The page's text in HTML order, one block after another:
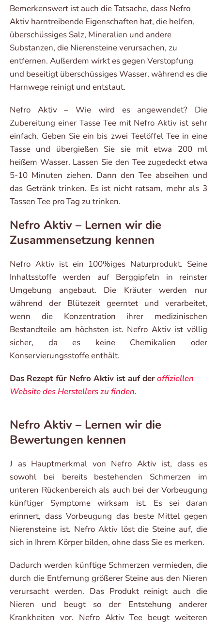
Bemerkenswert ist auch die Tatsache, dass Nefro
Aktiv harntreibende Eigenschaften hat, die helfen,
überschüssiges Salz, Mineralien und andere
Substanzen, die Nierensteine verursachen, zu
entfernen. Außerdem wirkt es gegen Verstopfung
und beseitigt überschüssiges Wasser, während es die
Harnwege reinigt und entstaut.
Nefro Aktiv – Wie wird es angewendet? Die
Zubereitung einer Tasse Tee mit Nefro Aktiv ist sehr
einfach. Geben Sie ein bis zwei Teelöffel Tee in eine
Tasse und übergießen Sie sie mit etwa 200 ml
heißem Wasser. Lassen Sie den Tee zugedeckt etwa
5-10 Minuten ziehen. Dann den Tee abseihen und
das Getränk trinken. Es ist nicht ratsam, mehr als 3
Tassen Tee pro Tag zu trinken.
Nefro Aktiv – Lernen wir die
Zusammensetzung kennen
Nefro Aktiv ist ein 100%iges Naturprodukt. Seine
Inhaltsstoffe werden auf Berggipfeln in reinster
Umgebung angebaut. Die Kräuter werden nur
während der Blütezeit geerntet und verarbeitet,
wenn die Konzentration ihrer medizinischen
Bestandteile am höchsten ist. Nefro Aktiv ist völlig
sicher, da es keine Chemikalien oder
Konservierungsstoffe enthält.
Das Rezept für Nefro Aktiv ist auf deroffiziellen
Website des Herstellers zu finden.
Nefro Aktiv – Lernen wir die
Bewertungen kennen
J as Hauptmerkmal von Nefro Aktiv ist, dass es
sowohl bei bereits bestehenden Schmerzen im
unteren Rückenbereich als auch bei der Vorbeugung
künftiger Symptome wirksam ist. Es sei daran
erinnert, dass Vorbeugung das beste Mittel gegen
Nierensteine ist. Nefro Aktiv löst die Steine auf, die
sich in Ihrem Körper bilden, ohne dass Sie es merken.
Dadurch werden künftige Schmerzen vermieden, die
durch die Entfernung größerer Steine aus den Nieren
verursacht werden. Das Produkt reinigt auch die
Nieren und beugt so der Entstehung anderer
Krankheiten vor. Nefro Aktiv Tee beugt weiteren